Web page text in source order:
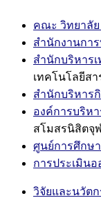
คณะ วิทยาลั
สำนักงานกา
สำนักบริหาร
เทคโนโลยีสา
สำนักบริหาร
องค์การบริห
สโมสรนิสิตจุ
ศูนย์การศึกษ
การประเมิน
วิจัยและนวัตก